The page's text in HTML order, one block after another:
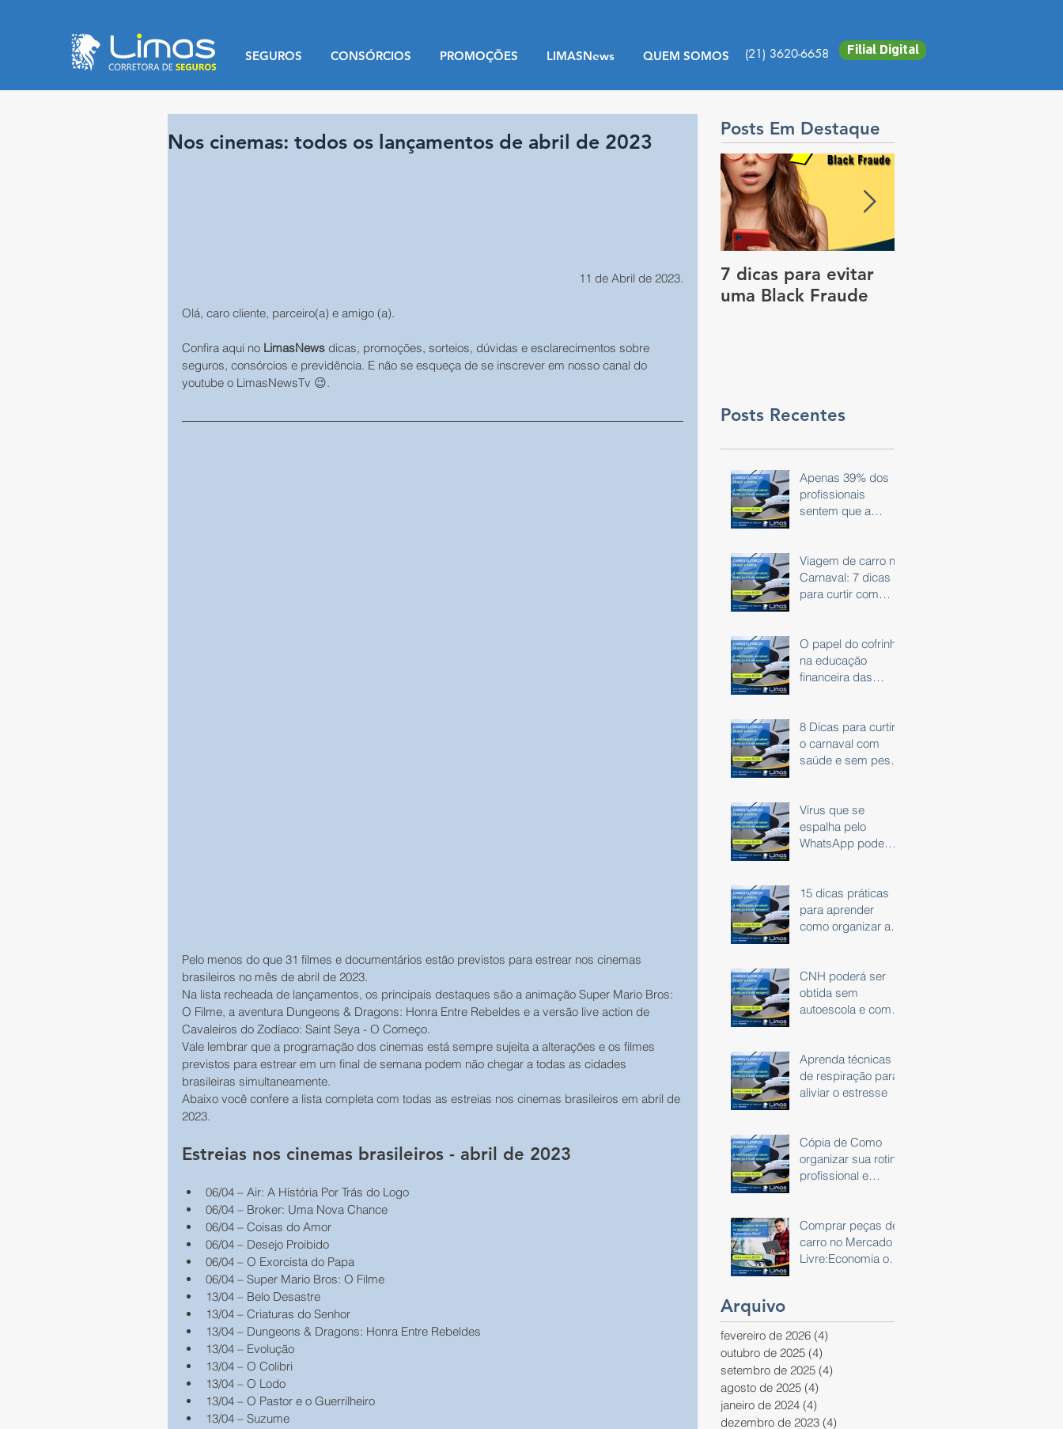
SEGUROS CONSÓRCIOS PROMOÇÕES LIMASNews QUEM SOMOS (21) 3620-6658 Filial Digital
Nos cinemas: todos os lançamentos de abril de 2023
11 de Abril de 2023.
Olá, caro cliente, parceiro(a) e amigo (a).
Confira aqui no LimasNews dicas, promoções, sorteios, dúvidas e esclarecimentos sobre
seguros, consórcios e previdência. E não se esqueça de se inscrever em nosso canal do
youtube o LimasNewsTv 😉.
Pelo menos do que 31 filmes e documentários estão previstos para estrear nos cinemas
brasileiros no mês de abril de 2023.
Na lista recheada de lançamentos, os principais destaques são a animação Super Mario Bros:
O Filme, a aventura Dungeons & Dragons: Honra Entre Rebeldes e a versão live action de
Cavaleiros do Zodíaco: Saint Seya - O Começo.
Vale lembrar que a programação dos cinemas está sempre sujeita a alterações e os filmes
previstos para estrear em um final de semana podem não chegar a todas as cidades
brasileiras simultaneamente.
Abaixo você confere a lista completa com todas as estreias nos cinemas brasileiros em abril de
2023.
Estreias nos cinemas brasileiros - abril de 2023
06/04 – Air: A História Por Trás do Logo
06/04 – Broker: Uma Nova Chance
06/04 – Coisas do Amor
06/04 – Desejo Proibido
06/04 – O Exorcista do Papa
06/04 – Super Mario Bros: O Filme
13/04 – Belo Desastre
13/04 – Criaturas do Senhor
13/04 – Dungeons & Dragons: Honra Entre Rebeldes
13/04 – Evolução
13/04 – O Colibri
13/04 – O Lodo
13/04 – O Pastor e o Guerrilheiro
13/04 – Suzume
Posts Em Destaque
7 dicas para evitar
uma Black Fraude
Posts Recentes
Apenas 39% dos
profissionais
sentem que a
Viagem de carro no
Carnaval: 7 dicas
para curtir com
O papel do cofrinho
na educação
financeira das
8 Dicas para curtir
o carnaval com
saúde e sem peso
Vírus que se
espalha pelo
WhatsApp pode
15 dicas práticas
para aprender
como organizar as
CNH poderá ser
obtida sem
autoescola e com
Aprenda técnicas
de respiração para
aliviar o estresse
Cópia de Como
organizar sua rotina
profissional e
Comprar peças de
carro no Mercado
Livre:Economia ou
Arquivo
fevereiro de 2026 (4)
outubro de 2025 (4)
setembro de 2025 (4)
agosto de 2025 (4)
janeiro de 2024 (4)
dezembro de 2023 (4)